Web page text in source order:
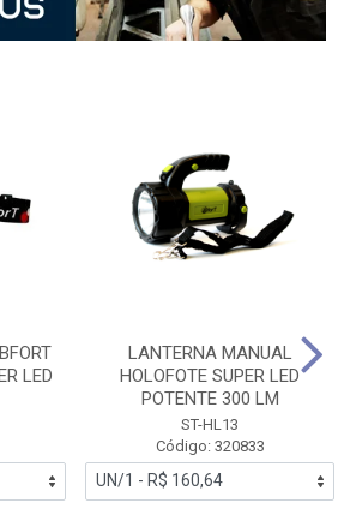
LED
LANTERNA MANUAL
HOLOFOTE SUPER LED
POTENTE 300 LM
ST-HL13
Código: 320833